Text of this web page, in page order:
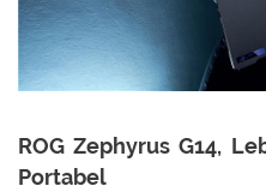
ROG Zephyrus G14,
Portabel